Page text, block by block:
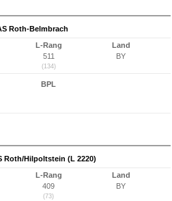
Roth-Belmbrach
L-Rang
511
(134)
Land
BY
BPL
Roth/Hilpoltstein (L 2220)
L-Rang
409
(73)
Land
BY